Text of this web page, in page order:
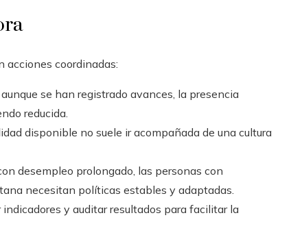
acciones coordinadas:
aunque se han registrado avances, la presencia
reducida.
disponible no suele ir acompañada de una cultura
desempleo prolongado, las personas con
necesitan políticas estables y adaptadas.
y auditar resultados para facilitar la